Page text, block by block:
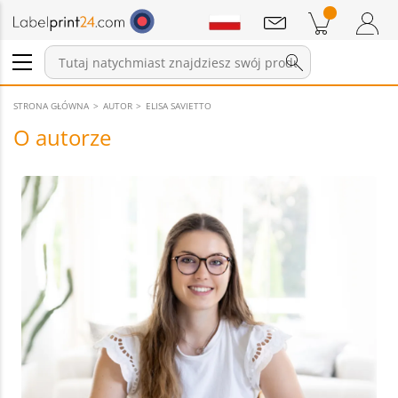
Zaloguj się / Zarejestruj
Pozycji w koszyku
Wiadomości
STRONA GŁÓWNA AUTOR ELISA SAVIETTO
O autorze